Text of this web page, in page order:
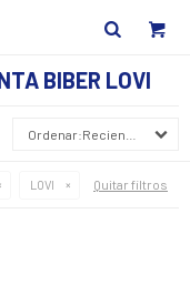
BIBER LOVI
Recientes
LOVI Quitar filtros